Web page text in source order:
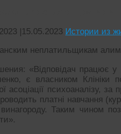
|15.05.2023 Истории из
неплатильщикам
«Відповідач працює у
є власником Клініки
асоціації психоаналізу,
платні навчання
Таким чином